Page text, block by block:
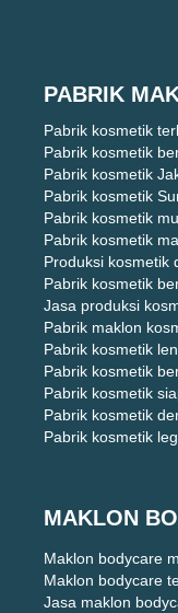
PABRIK
Pabrik kosmetik
Pabrik kosmetik
Pabrik kosmetik
Pabrik kosmetik
Pabrik kosmetik
Pabrik kosmetik
Produksi kosmetik
Pabrik kosmetik
Jasa produksi
Pabrik maklon
Pabrik kosmetik
Pabrik kosmetik
Pabrik kosmetik
Pabrik kosmetik
Pabrik kosmetik
MAKLON
Maklon bodycare
Maklon bodycare
Jasa maklon